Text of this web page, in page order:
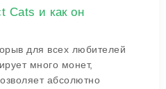
Cats и как он
для всех любителей
много монет,
абсолютно